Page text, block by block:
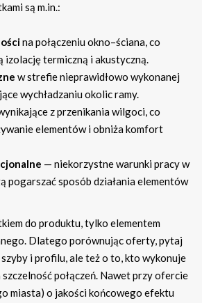
są m.in.:
na połączeniu okno–ściana, co
izolację termiczną i akustyczną.
w strefie nieprawidłowo wykonanej
wychładzaniu okolic ramy.
z przenikania wilgoci, co
elementów i obniża komfort
— niekorzystne warunki pracy w
pogarszać sposób działania elementów
do produktu, tylko elementem
Dlatego porównując oferty, pytaj
i profilu, ale też o to, kto wykonuje
połączeń. Nawet przy ofercie
miasta) o jakości końcowego efektu